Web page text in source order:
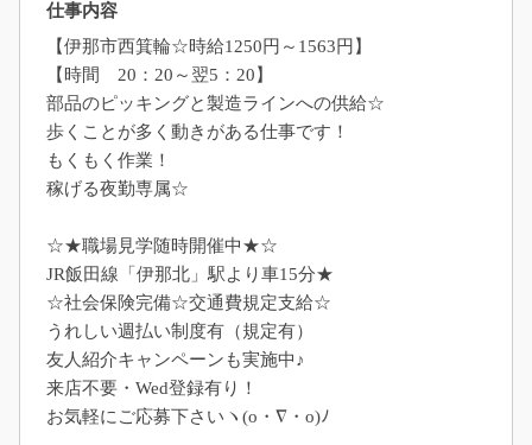
仕事内容
【伊那市西箕輪☆時給1250円～1563円】
【時間 20：20～翌5：20】
部品のピッキングと製造ラインへの供給☆
歩くことが多く動きがある仕事です！
もくもく作業！
稼げる夜勤専属☆
☆★職場見学随時開催中★☆
JR飯田線「伊那北」駅より車15分★
☆社会保険完備☆交通費規定支給☆
うれしい週払い制度有（規定有）
友人紹介キャンペーンも実施中♪
来店不要・Wed登録有り！
お気軽にご応募下さいヽ(o・∇・o)ﾉ